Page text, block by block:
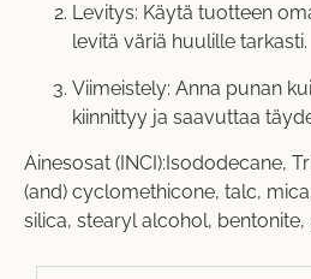
Levitys: Käytä tuotteen
levitä väriä huulille tarkasti.
Viimeistely: Anna punan
kiinnittyy ja saavuttaa
Ainesosat (INCI):Isododecane,
(and) cyclomethicone, talc,
silica, stearyl alcohol,